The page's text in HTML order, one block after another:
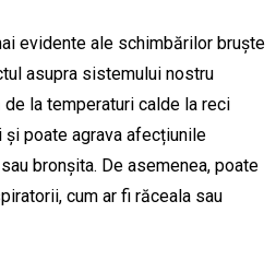
evidente ale schimbărilor bruște
asupra sistemului nostru
la temperaturi calde la reci
poate agrava afecțiunile
bronșita. De asemenea, poate
cum ar fi răceala sau